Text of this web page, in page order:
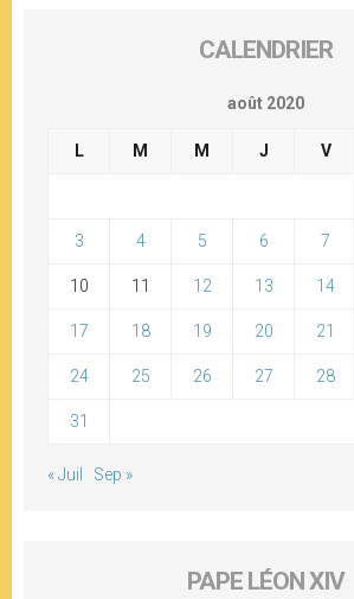
CALENDRIER
août 2020
L M M J V
3 4 5 6 7
10 11 12 13 14
17 18 19 20 21
24 25 26 27 28
31
« Juil Sep »
PAPE LÉON XIV